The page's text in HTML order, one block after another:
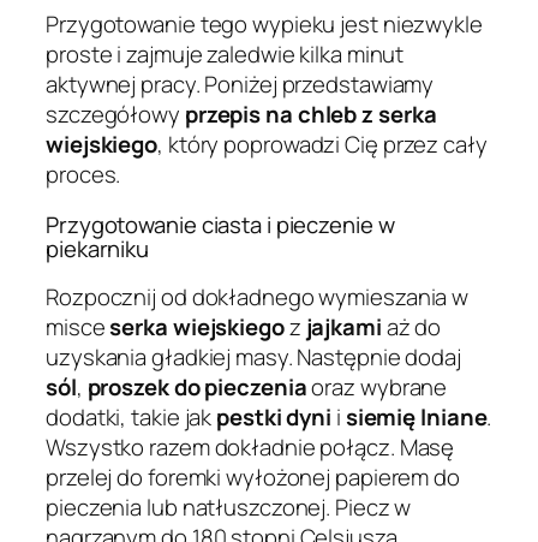
Przygotowanie tego wypieku jest niezwykle
proste i zajmuje zaledwie kilka minut
aktywnej pracy. Poniżej przedstawiamy
szczegółowy przepis na chleb z serka
wiejskiego, który poprowadzi Cię przez cały
proces.
Przygotowanie ciasta i pieczenie w
piekarniku
Rozpocznij od dokładnego wymieszania w
misceserka wiejskiegoz jajkamiaż do
uzyskania gładkiej masy. Następnie dodaj
sól, proszek do pieczeniaoraz wybrane
dodatki, takie jakpestki dyni isiemię lniane.
Wszystko razem dokładnie połącz. Masę
przelej do foremki wyłożonej papierem do
pieczenia lub natłuszczonej. Piecz w